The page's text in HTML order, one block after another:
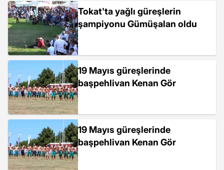
Tokat'ta yağlı güreşlerin
şampiyonu Gümüşalan oldu
19 Mayıs güreşlerinde
başpehlivan Kenan Gör
19 Mayıs güreşlerinde
başpehlivan Kenan Gör